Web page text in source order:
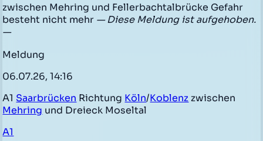
zwischen Mehring und Fellerbachtalbrücke Gefahr
besteht nicht mehr — Diese Meldung ist aufgehoben.
—
Meldung
06.07.26, 14:16
A1 Saarbrücken Richtung Köln/Koblenz zwischen
Mehring und Dreieck Moseltal
A1